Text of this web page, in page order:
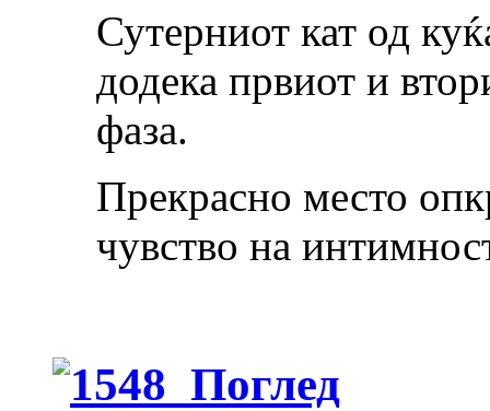
Сутерниот кат од
додека првиот и
фаза.
Прекрасно место
чувство на